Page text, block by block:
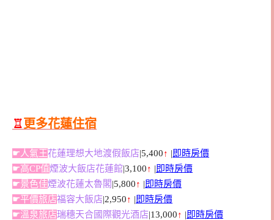
♖ 更多花蓮住宿
☛人氣王花蓮理想大地渡假飯店|5,400↑ |即時房價
☛高CP值煙波大飯店花蓮館|3,100↑ |即時房價
☛景色佳煙波花蓮太魯閣|5,800↑ |即時房價
☛平價旅店福容大飯店|2,950↑ |即時房價
☛溫泉旅店瑞穗天合國際觀光酒店|13,000↑ |即時房價